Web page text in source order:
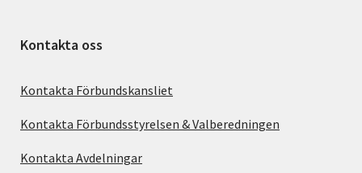
Kontakta oss
Kontakta Förbundskansliet
Kontakta Förbundsstyrelsen & Valberedningen
Kontakta Avdelningar